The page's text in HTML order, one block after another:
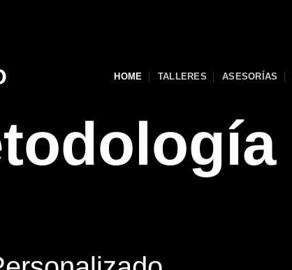
HOME TALLERES ASESORÍAS